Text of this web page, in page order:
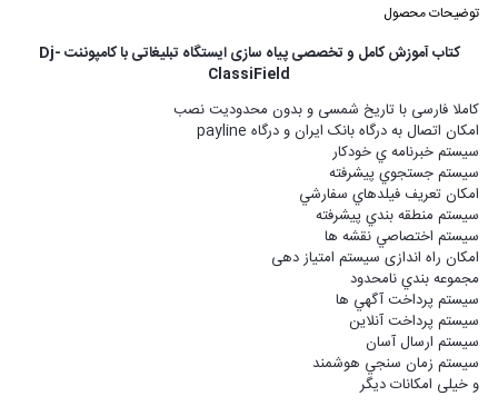
توضیحات محصول
کتاب آموزش کامل و تخصصی پیاه سازی ایستگاه تبلیغاتی با کامپوننت Dj-
ClassiField
کاملا فارسی با تاریخ شمسی و بدون محدودیت نصب
امکان اتصال به درگاه بانک ایران و درگاه payline
سيستم خبرنامه ي خودکار
سيستم جستجوي پيشرفته
امکان تعريف فيلدهاي سفارشي
سيستم منطقه بندي پيشرفته
سيستم اختصاصي نقشه ها
امکان راه اندازی سیستم امتیاز دهی
مجموعه بندي نامحدود
سيستم پرداخت آگهي ها
سيستم پرداخت آنلاين
سيستم ارسال آسان
سيستم زمان سنجي هوشمند
و خیلی امکانات دیگر